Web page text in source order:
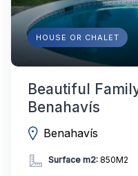
HOUSE OR CHALET
Beautiful
Benahavís
Benahavís
Surface m2: 850M2